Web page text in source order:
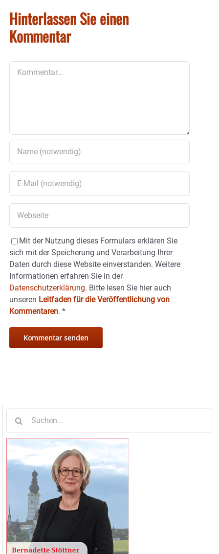
Hinterlassen Sie einen
Kommentar
Mit der Nutzung dieses Formulars erklären Sie
sich mit der Speicherung und Verarbeitung Ihrer
Daten durch diese Website einverstanden. Weitere
Informationen erfahren Sie in der
Datenschutzerklärung. Bitte lesen Sie hier auch
unseren Leitfaden für die Veröffentlichung von
Kommentaren. *
nach: